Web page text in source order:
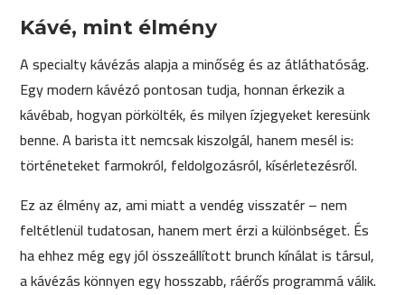
Kávé, mint élmény
A specialty kávézás alapja a minőség és az átláthatóság.
Egy modern kávézó pontosan tudja, honnan érkezik a
kávébab, hogyan pörkölték, és milyen ízjegyeket keresünk
benne. A barista itt nemcsak kiszolgál, hanem mesél is:
történeteket farmokról, feldolgozásról, kísérletezésről.
Ez az élmény az, ami miatt a vendég visszatér – nem
feltétlenül tudatosan, hanem mert érzi a különbséget. És
ha ehhez még egy jól összeállított brunch kínálat is társul,
a kávézás könnyen egy hosszabb, ráérős programmá válik.